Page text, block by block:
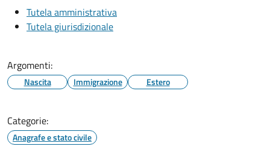
Tutela amministrativa
Tutela giurisdizionale
Argomenti:
Nascita Immigrazione Estero
Categorie:
Anagrafe e stato civile